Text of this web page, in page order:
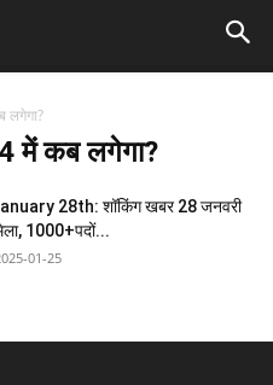
लगेगा?
में कब लगेगा?
28th: शॉकिंग खबर 28 जनवरी
1000+पदों...
01-25